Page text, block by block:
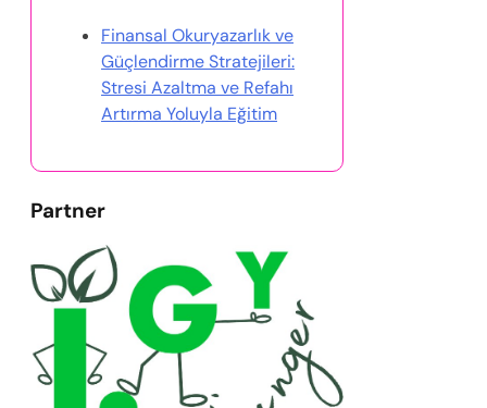
Finansal Okuryazarlık ve
Güçlendirme Stratejileri:
Stresi Azaltma ve Refahı
Artırma Yoluyla Eğitim
Partner